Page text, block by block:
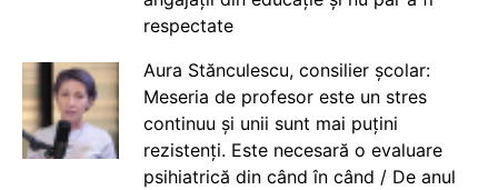
respectate
Aura Stănculescu, consilier școlar:
Meseria de profesor este un stres
continuu și unii sunt mai puțini
rezistenți. Este necesară o evaluare
psihiatrică din când în când / De anul